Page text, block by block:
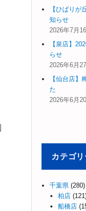
【ひばりが
知らせ
2026年7月
【泉店】
らせ
2026年6月
【仙台店】
た
2026年6月
カテゴリ
千葉県 (280)
柏店
船橋店